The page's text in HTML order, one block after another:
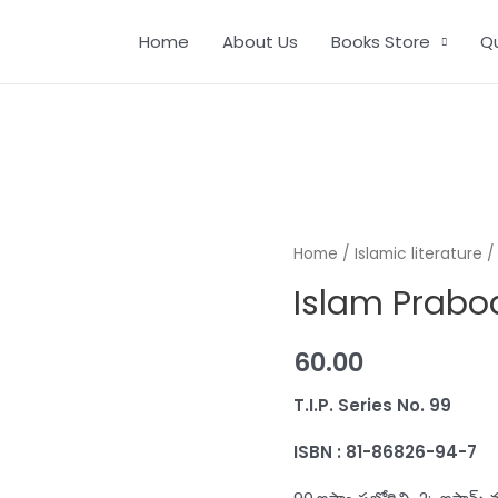
Home About Us Books Store
Home / Islamic literature /
Islam
60.00
T.I.P. Series
ISBN : 81-86826-94-7